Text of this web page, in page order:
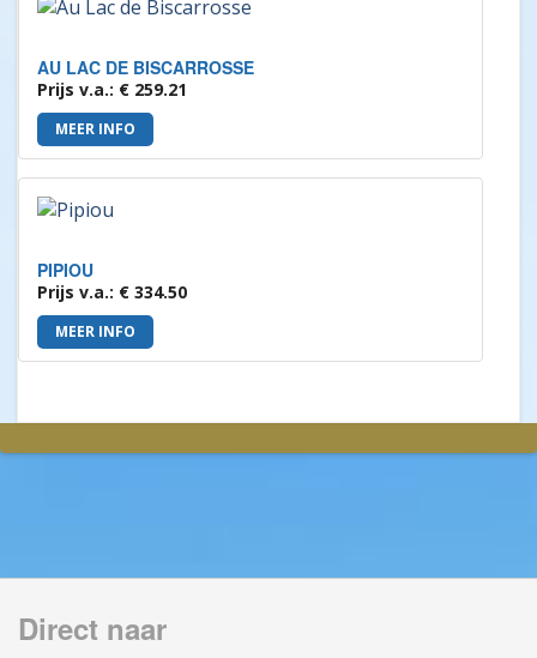
AU LAC DE BISCARROSSE
Prijs v.a.: € 259.21
MEER INFO
PIPIOU
Prijs v.a.: € 334.50
MEER INFO
Direct naar